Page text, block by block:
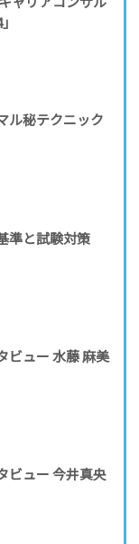
ル秘テクニック
準と試験対策
ビュー 水藤 麻美
ビュー 今井真央